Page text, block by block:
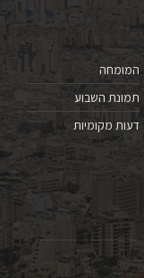
המומחה
תמונת השבוע
דעות מקומיות